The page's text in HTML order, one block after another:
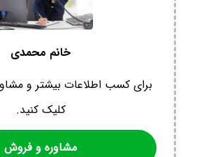
خانم محمدی
برای کسب اطلاعات بیشتر و
کلیک کنید.
مشاوره و فروش